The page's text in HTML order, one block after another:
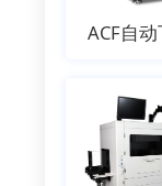
ACF自